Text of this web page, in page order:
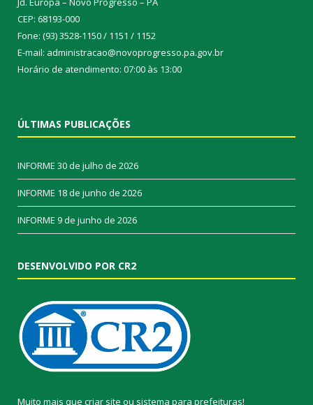
CEP: 68193-000
Fone: (93) 3528-1150 / 1151 / 1152
E-mail: administracao@novoprogresso.pa.gov.br
Horário de atendimento: 07:00 às 13:00
ÚLTIMAS PUBLICAÇÕES
INFORME 30 de julho de 2026
INFORME 18 de junho de 2026
INFORME 9 de junho de 2026
DESENVOLVIDO POR CR2
Muito mais que criar site ou sistema para prefeituras!